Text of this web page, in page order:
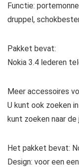
Functie:
druppel,
Pakket bevat:
Nokia 3.4 lederen
Meer accessoires
U kunt ook zoeken
kunt zoeken naar
Het pakket bevat:
Design: voor een